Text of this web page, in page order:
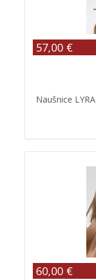
57,00 €
Naušnice LYRA
60,00 €